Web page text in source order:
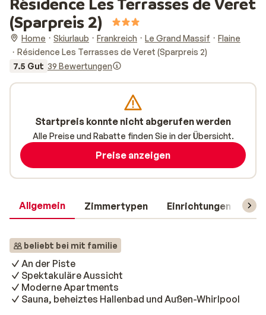
(Sparpreis 2)
Home Skiurlaub Frankreich Le Grand Massif
Flaine
Résidence Les Terrasses de Veret (Sparpreis 2)
7.5 Gut 39 Bewertungen
Allgemein Zimmertypen Einrichtungen
beliebt bei mit familie
An der Piste
Spektakuläre Aussicht
Moderne Apartments
Sauna, beheiztes Hallenbad und Außen-Whirlpool
Startpreis konnte nicht abgerufen werden
Alle Preise und Rabatte finden Sie in der Übersicht.
Preise anzeigen